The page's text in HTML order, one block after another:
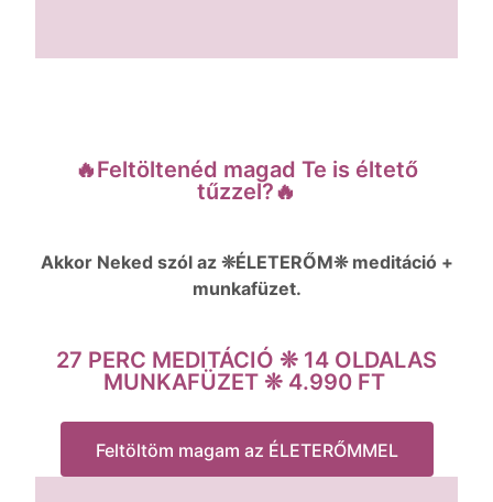
🔥Feltöltenéd magad Te is éltető
tűzzel?🔥
Akkor Neked szól az ❊ÉLETERŐM❊ meditáció +
munkafüzet.
27 PERC MEDITÁCIÓ ❊ 14 OLDALAS
MUNKAFÜZET ❊ 4.990 FT
Feltöltöm magam az ÉLETERŐMMEL